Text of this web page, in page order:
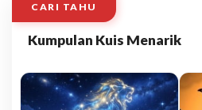
CARI TAHU
Kumpulan Kuis Menarik